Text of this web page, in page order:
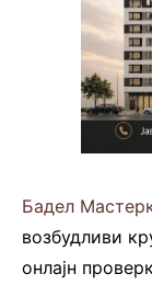
Бадел
возбудливи
онлајн